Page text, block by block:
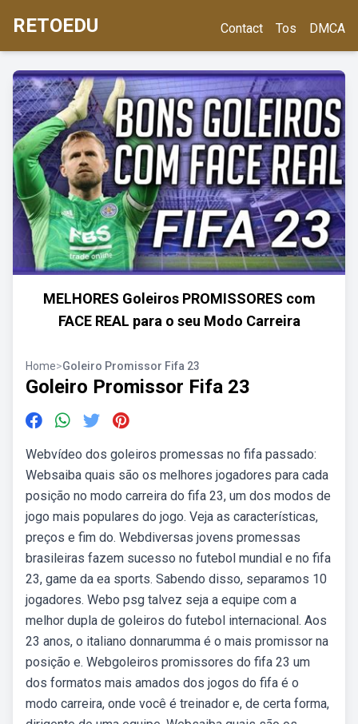
RETOEDU Contact Tos DMCA
MELHORES Goleiros PROMISSORES com
FACE REAL para o seu Modo Carreira
Home>Goleiro Promissor Fifa 23
Goleiro Promissor Fifa 23
Webvídeo dos goleiros promessas no fifa passado:
Websaiba quais são os melhores jogadores para cada
posição no modo carreira do fifa 23, um dos modos de
jogo mais populares do jogo. Veja as características,
preços e fim do. Webdiversas jovens promessas
brasileiras fazem sucesso no futebol mundial e no fifa
23, game da ea sports. Sabendo disso, separamos 10
jogadores. Webo psg talvez seja a equipe com a
melhor dupla de goleiros do futebol internacional. Aos
23 anos, o italiano donnarumma é o mais promissor na
posição e. Webgoleiros promissores do fifa 23 um
dos formatos mais amados dos jogos do fifa é o
modo carreira, onde você é treinador e, de certa forma,